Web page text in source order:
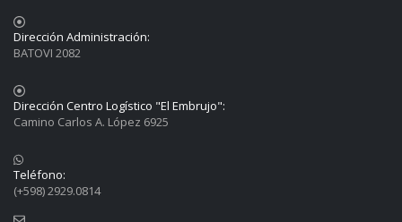
Dirección Administración:
BATOVI 2082
Dirección Centro Logístico "El Embrujo":
Camino Carlos A. López 6925
Teléfono:
(+598) 2929.0814